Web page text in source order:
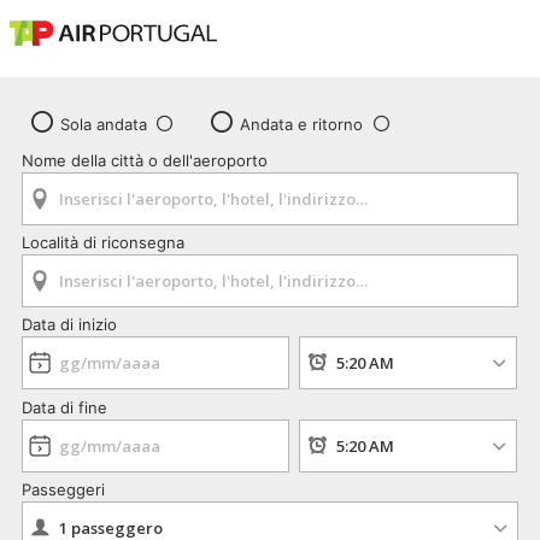
Sola andata
Andata e ritorno
Nome della città o dell'aeroporto
Località di riconsegna
Data di inizio
Data di fine
Passeggeri